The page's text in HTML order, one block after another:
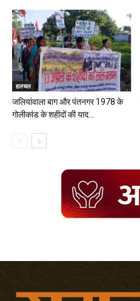
हलचल
जलियांवाला बाग और पंतनगर 1978 के
गोलीकांड के शहीदों की याद...